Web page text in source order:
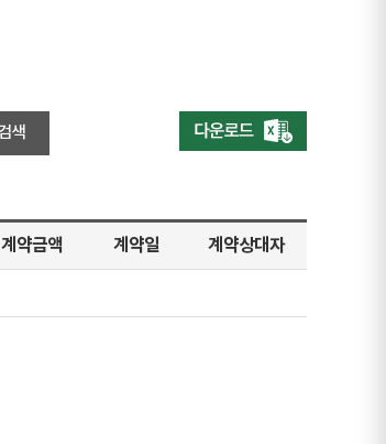
계약금액 계약일 계약상대자